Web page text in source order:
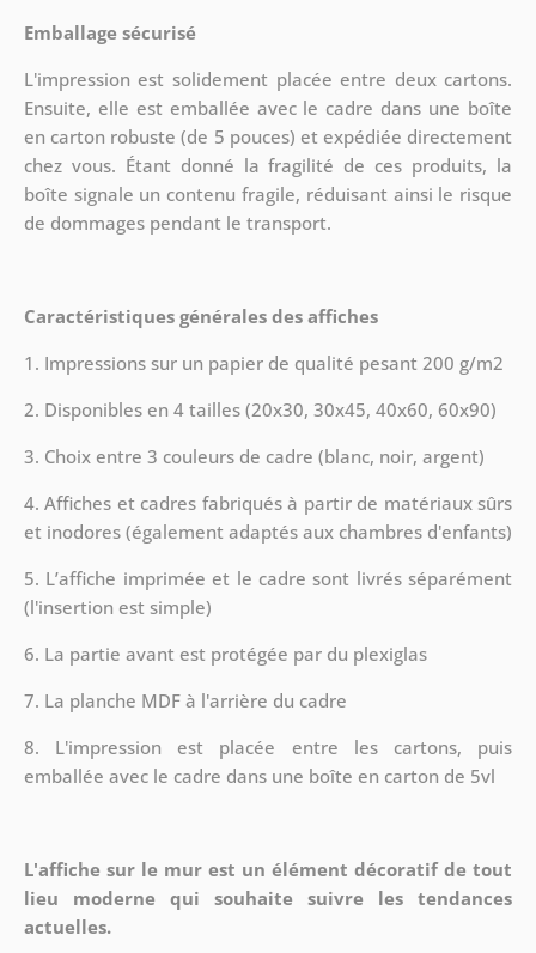
Emballage sécurisé
L'impression est solidement placée entre deux cartons.
Ensuite, elle est emballée avec le cadre dans une boîte
en carton robuste (de 5 pouces) et expédiée directement
chez vous. Étant donné la fragilité de ces produits, la
boîte signale un contenu fragile, réduisant ainsi le risque
de dommages pendant le transport.
Caractéristiques générales des affiches
1. Impressions sur un papier de qualité pesant 200 g/m2
2. Disponibles en 4 tailles (20x30, 30x45, 40x60, 60x90)
3. Choix entre 3 couleurs de cadre (blanc, noir, argent)
4. Affiches et cadres fabriqués à partir de matériaux sûrs
et inodores (également adaptés aux chambres d'enfants)
5. L’affiche imprimée et le cadre sont livrés séparément
(l'insertion est simple)
6. La partie avant est protégée par du plexiglas
7. La planche MDF à l'arrière du cadre
8. L'impression est placée entre les cartons, puis
emballée avec le cadre dans une boîte en carton de 5vl
L'affiche sur le mur est un élément décoratif de tout
lieu moderne qui souhaite suivre les tendances
actuelles.